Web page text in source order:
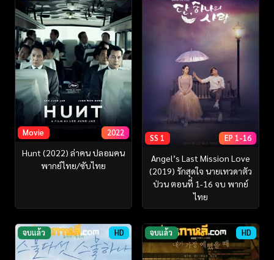
Movie 2022
Hunt (2022) ล่าคน ปลอมคน
พากย์ไทย/ซับไทย
SS 1 EP 1-16
Angel’s Last Mission Love
(2019) รักสุดใจ นายเทวดาตัว
ป่วน ตอนที่ 1-16 จบ พากย์
ไทย
จบแล้ว HD จบแล้ว HD